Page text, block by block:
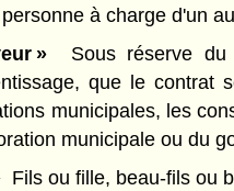
à charge d'un
» Sous réserve du
que le contrat
municipales, les
municipale ou du
Fils ou fille, beau-fils ou